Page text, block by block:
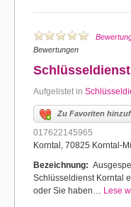
Bewertungen
Aufgelistet in
Zu Favoriten
017622145965
Korntal, 70825 Korntal-
Bezeichnung:
Schlüsseldienst Korntal
oder Sie haben… Lese